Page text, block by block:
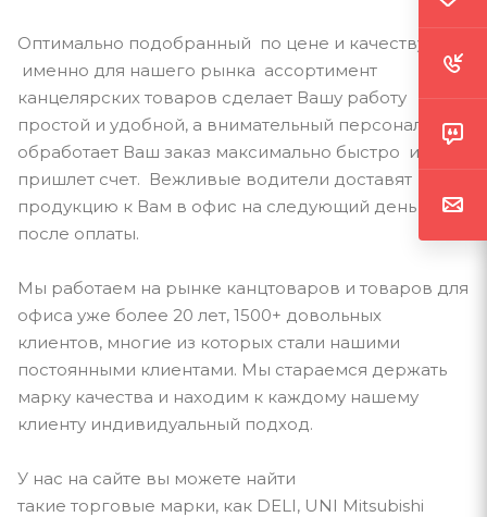
Оптимально подобранный по цене и качеству
именно для нашего рынка ассортимент
канцелярских товаров сделает Вашу работу
простой и удобной, а внимательный персонал
обработает Ваш заказ максимально быстро и
пришлет счет. Вежливые водители доставят
продукцию к Вам в офис на следующий день
после оплаты.
Мы работаем на рынке канцтоваров и товаров для
офиса уже более 20 лет, 1500+ довольных
клиентов, многие из которых стали нашими
постоянными клиентами. Мы стараемся держать
марку качества и находим к каждому нашему
клиенту индивидуальный подход.
У нас на сайте вы можете найти
такие торговые марки, как DELI, UNI Mitsubishi